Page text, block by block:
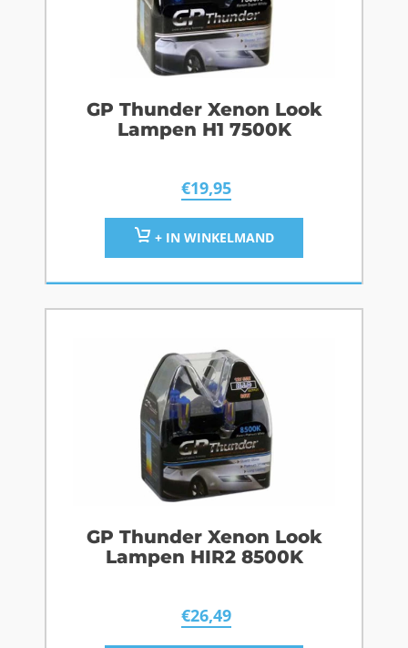
GP Thunder Xenon Look
Lampen H1 7500K
€19,95
+ IN WINKELMAND
GP Thunder Xenon Look
Lampen HIR2 8500K
€26,49